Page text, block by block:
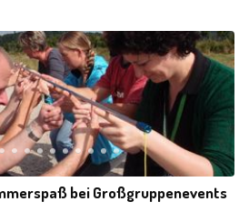
bei Großgruppenevents